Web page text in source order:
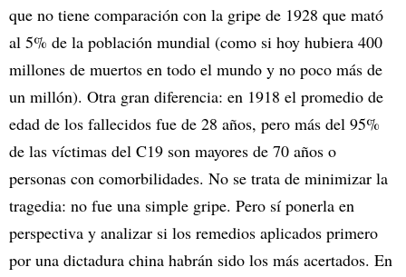
que no tiene comparación con la gripe de 1928 que mató
al 5% de la población mundial (como si hoy hubiera 400
millones de muertos en todo el mundo y no poco más de
un millón). Otra gran diferencia: en 1918 el promedio de
edad de los fallecidos fue de 28 años, pero más del 95%
de las víctimas del C19 son mayores de 70 años o
personas con comorbilidades. No se trata de minimizar la
tragedia: no fue una simple gripe. Pero sí ponerla en
perspectiva y analizar si los remedios aplicados primero
por una dictadura china habrán sido los más acertados. En